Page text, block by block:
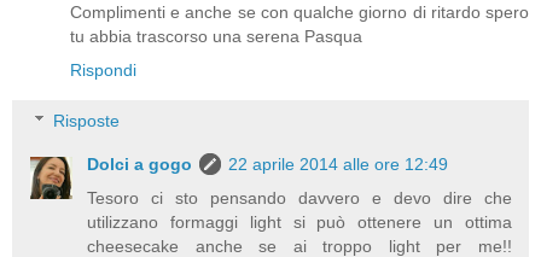
Complimenti e anche se con qualche giorno di ritardo spero
tu abbia trascorso una serena Pasqua
Rispondi
Risposte
Dolci a gogo
22 aprile 2014 alle ore 12:49
Tesoro ci sto pensando davvero e devo dire che
utilizzano formaggi light si può ottenere un ottima
cheesecake anche se ai troppo light per me!!